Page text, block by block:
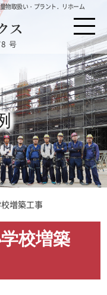
物取扱い・プラント．リホーム
増築工事
校増築